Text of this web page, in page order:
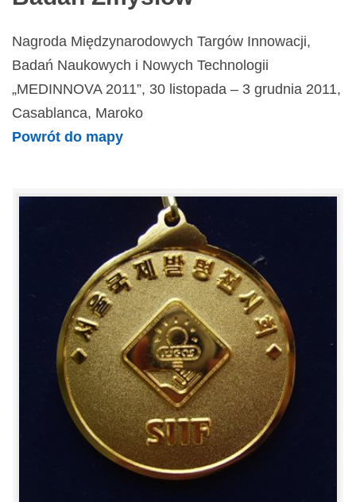
Nagroda Międzynarodowych Targów Innowacji,
Badań Naukowych i Nowych Technologii
„MEDINNOVA 2011”, 30 listopada – 3 grudnia 2011,
Casablanca, Maroko
Powrót do mapy